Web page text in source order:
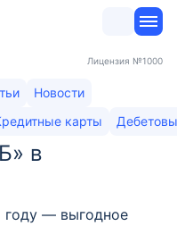
Лицензия №1000
Новости
карты
в
году — выгодное